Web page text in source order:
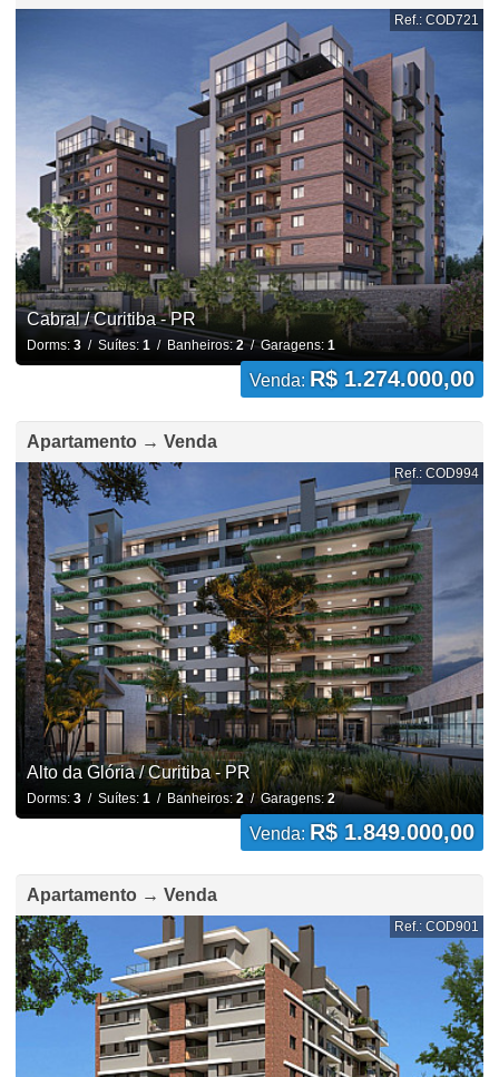
Ref.: COD721
Cabral / Curitiba - PR
Dorms: 3/ Suítes: 1/ Banheiros:2/ Garagens: 1
Venda: R$ 1.274.000,00
Apartamento → Venda
Ref.: COD994
Alto da Glória / Curitiba - PR
Dorms: 3/ Suítes: 1 / Banheiros:2/ Garagens: 2
Venda: R$ 1.849.000,00
Apartamento → Venda
Ref.: COD901